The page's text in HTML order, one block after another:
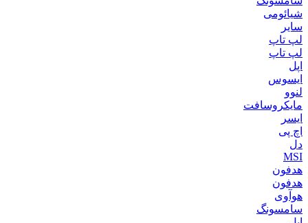
شیائومی
سایر
لپ تاپ
لپ تاپ
اپل
ایسوس
لنوو
مایکروسافت
ایسر
اچ پی
دل
MSI
هدفون
هدفون
هوآوی
سامسونگ